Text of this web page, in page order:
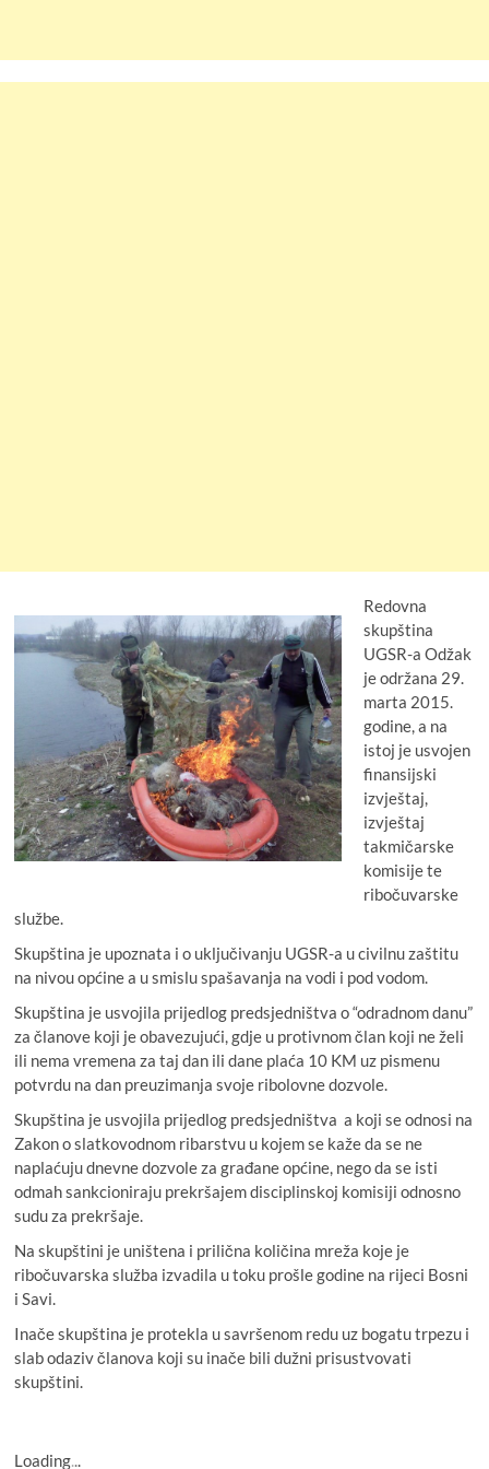
Redovna
skupština
UGSR-a Odžak
je održana 29.
marta 2015.
godine, a na
istoj je usvojen
finansijski
izvještaj,
izvještaj
takmičarske
komisije te
ribočuvarske
službe.
Skupština je upoznata i o uključivanju UGSR-a u civilnu zaštitu
na nivou općine a u smislu spašavanja na vodi i pod vodom.
Skupština je usvojila prijedlog predsjedništva o “odradnom danu”
za članove koji je obavezujući, gdje u protivnom član koji ne želi
ili nema vremena za taj dan ili dane plaća 10 KM uz pismenu
potvrdu na dan preuzimanja svoje ribolovne dozvole.
Skupština je usvojila prijedlog predsjedništva a koji se odnosi na
Zakon o slatkovodnom ribarstvu u kojem se kaže da se ne
naplaćuju dnevne dozvole za građane općine, nego da se isti
odmah sankcioniraju prekršajem disciplinskoj komisiji odnosno
sudu za prekršaje.
Na skupštini je uništena i prilična količina mreža koje je
ribočuvarska služba izvadila u toku prošle godine na rijeci Bosni
i Savi.
Inače skupština je protekla u savršenom redu uz bogatu trpezu i
slab odaziv članova koji su inače bili dužni prisustvovati
skupštini.
Loading...